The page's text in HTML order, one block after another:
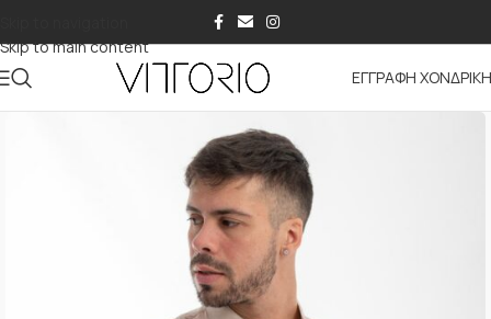
Skip to main content
ΕΓΓΡΑΦΗ